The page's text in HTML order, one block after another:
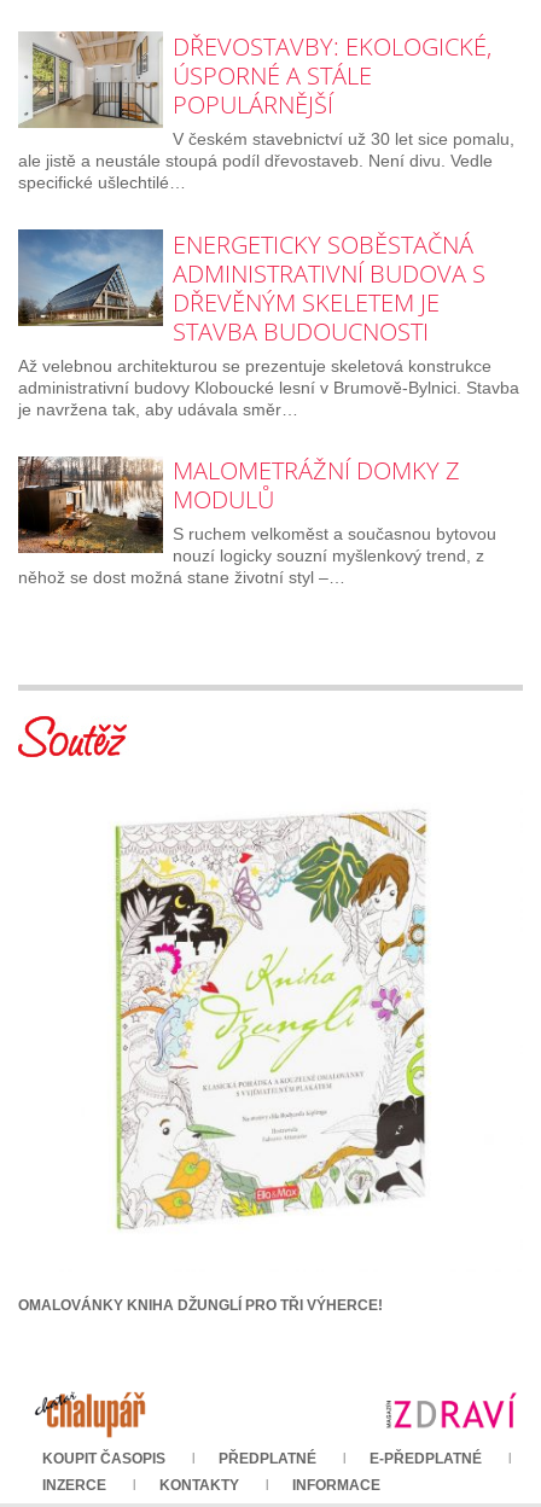
DŘEVOSTAVBY: EKOLOGICKÉ,
ÚSPORNÉ A STÁLE
POPULÁRNĚJŠÍ
V českém stavebnictví už 30 let sice pomalu,
ale jistě a neustále stoupá podíl dřevostaveb. Není divu. Vedle
specifické ušlechtilé…
ENERGETICKY SOBĚSTAČNÁ
ADMINISTRATIVNÍ BUDOVA S
DŘEVĚNÝM SKELETEM JE
STAVBA BUDOUCNOSTI
Až velebnou architekturou se prezentuje skeletová konstrukce
administrativní budovy Kloboucké lesní v Brumově-Bylnici. Stavba
je navržena tak, aby udávala směr…
MALOMETRÁŽNÍ DOMKY Z
MODULŮ
S ruchem velkoměst a současnou bytovou
nouzí logicky souzní myšlenkový trend, z
něhož se dost možná stane životní styl –…
OMALOVÁNKY KNIHA DŽUNGLÍ PRO TŘI VÝHERCE!
KOUPIT ČASOPIS PŘEDPLATNÉ
E-PŘEDPLATNÉ
INZERCE
KONTAKTY INFORMACE